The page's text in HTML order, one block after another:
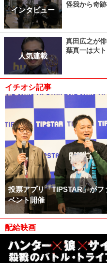
インタビュー
怪我から奇
人気連載
真田広之が
葉真一は大
イチオシ記事
投票アプリ「TIPSTAR」がフ
ベント開催
配給映画